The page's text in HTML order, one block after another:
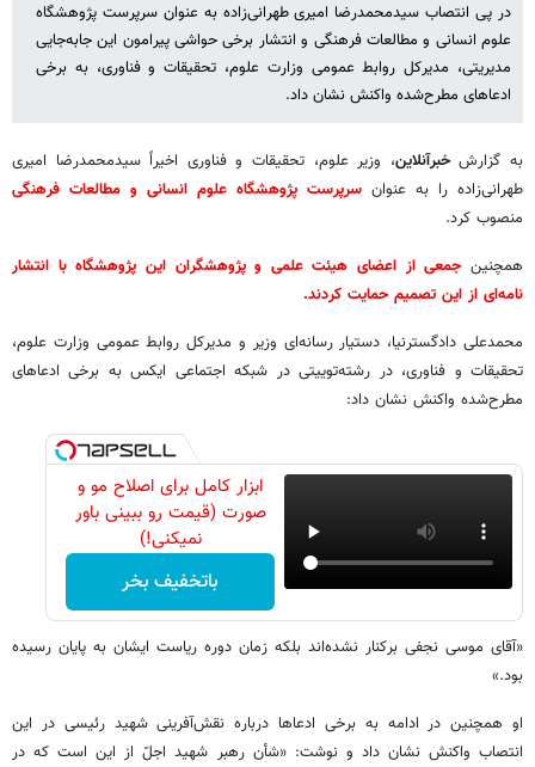
در پی انتصاب سیدمحمدرضا امیری طهرانی‌زاده به عنوان سرپرست پژوهشگاه
علوم انسانی و مطالعات فرهنگی و انتشار برخی حواشی پیرامون این جابه‌جایی
مدیریتی، مدیرکل روابط عمومی وزارت علوم، تحقیقات و فناوری، به برخی
ادعاهای مطرح‌شده واکنش نشان داد.
به گزارشخبرآنلاین، وزیر علوم، تحقیقات و فناوری اخیراً سیدمحمدرضا امیری
طهرانی‌زاده را به عنوان سرپرست پژوهشگاه علوم انسانی و مطالعات فرهنگی
منصوب کرد.
همچنینجمعی از اعضای هیئت علمی و پژوهشگران این پژوهشگاه با انتشار
نامه‌ای از این تصمیم حمایت کردند.
محمدعلی دادگسترنیا، دستیار رسانه‌ای وزیر و مدیرکل روابط عمومی وزارت علوم،
تحقیقات و فناوری، در رشته‌توییتی در شبکه اجتماعی ایکس به برخی ادعاهای
مطرح‌شده واکنش نشان داد:
ابزار کامل برای اصلاح مو و
صورت (قیمت رو ببینی باور
نمیکنی!)
باتخفیف بخر
«آقای موسی نجفی برکنار نشده‌اند بلکه زمان دوره ریاست ایشان به پایان رسیده
بود.»
او همچنین در ادامه به برخی ادعاها درباره نقش‌آفرینی شهید رئیسی در این
انتصاب واکنش نشان داد و نوشت: «شأن رهبر شهید اجلّ از این است که در